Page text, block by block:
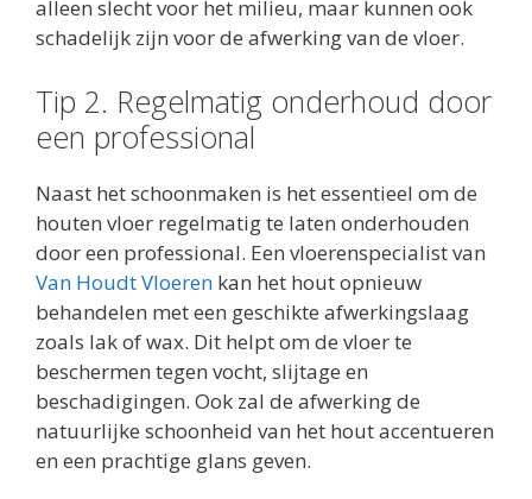
alleen slecht voor het milieu, maar kunnen ook
schadelijk zijn voor de afwerking van de vloer.
Tip 2. Regelmatig onderhoud door
een professional
Naast het schoonmaken is het essentieel om de
houten vloer regelmatig te laten onderhouden
door een professional. Een vloerenspecialist van
Van Houdt Vloeren kan het hout opnieuw
behandelen met een geschikte afwerkingslaag
zoals lak of wax. Dit helpt om de vloer te
beschermen tegen vocht, slijtage en
beschadigingen. Ook zal de afwerking de
natuurlijke schoonheid van het hout accentueren
en een prachtige glans geven.